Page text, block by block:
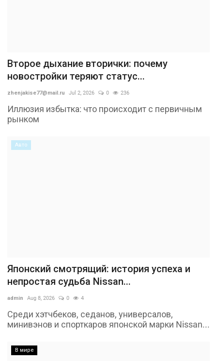
Второе дыхание вторички: почему
новостройки теряют статус...
zhenjakise77@mail.ru Jul 2, 2026 0 236
Иллюзия избытка: что происходит с первичным
рынком
Авто
Японский смотрящий: история успеха и
непростая судьба Nissan...
admin Aug 8, 2026 0 4
Среди хэтчбеков, седанов, универсалов,
минивэнов и спорткаров японской марки Nissan...
В мире